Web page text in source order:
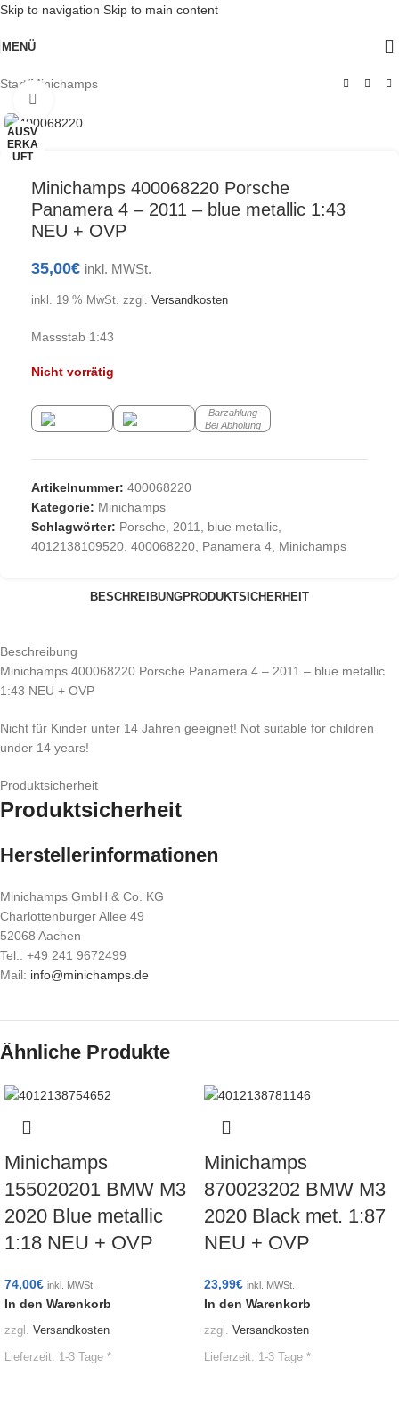
Skip to navigation Skip to main content
MENÜ
Start/Minichamps
AUSV
ERKA
UFT
Minichamps 400068220 Porsche
Panamera 4 – 2011 – blue metallic 1:43
NEU + OVP
35,00€ inkl. MWSt.
inkl. 19 % MwSt. zzgl. Versandkosten
Massstab 1:43
Nicht vorrätig
Barzahlung
Bei Abholung
Artikelnummer: 400068220
Kategorie: Minichamps
Schlagwörter: Porsche, 2011, blue metallic,
4012138109520, 400068220, Panamera 4, Minichamps
BESCHREIBUNGPRODUKTSICHERHEIT
Beschreibung
Minichamps 400068220 Porsche Panamera 4 – 2011 – blue metallic
1:43 NEU + OVP
Nicht für Kinder unter 14 Jahren geeignet! Not suitable for children
under 14 years!
Produktsicherheit
Produktsicherheit
Herstellerinformationen
Minichamps GmbH & Co. KG
Charlottenburger Allee 49
52068 Aachen
Tel.: +49 241 9672499
Mail: info@minichamps.de
Ähnliche Produkte
Minichamps
155020201 BMW M3
2020 Blue metallic
1:18 NEU + OVP
74,00€ inkl. MWSt.
In den Warenkorb
zzgl. Versandkosten
Lieferzeit: 1-3 Tage *
Minichamps
870023202 BMW M3
2020 Black met. 1:87
NEU + OVP
23,99€ inkl. MWSt.
In den Warenkorb
zzgl. Versandkosten
Lieferzeit: 1-3 Tage *